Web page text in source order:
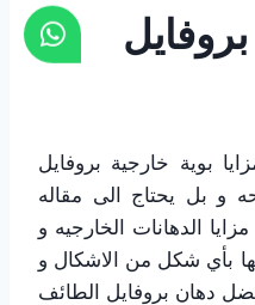
بوية خارجية بروفايل
و بل يحتاج الى مقاله
الدهانات الخارجيه و
بأي شكل من الاشكال و
دهان بروفايل الطائف